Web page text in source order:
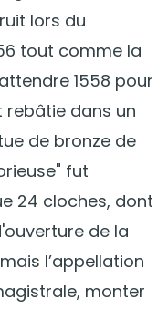
lors du
tout comme la
1558 pour
rebâtie dans un
de bronze de
fut
24 cloches, dont
de la
l’appellation
monter